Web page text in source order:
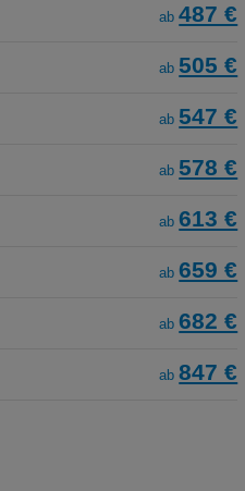
ab 487 €
ab 505 €
ab 547 €
ab 578 €
ab 613 €
ab 659 €
ab 682 €
ab 847 €